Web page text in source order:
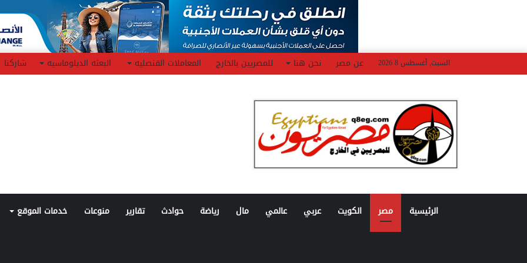
السبت, أغسطس 8 2026 عن مصر نحن هنا للمصريين بالخارج المعاملات القنصليه البعثه الدبلوماسيه شاركنا
الرئيسية مصر الكويت عربي عالمي مال رياضة حوادث تقارير منوعات خدمات الموقع